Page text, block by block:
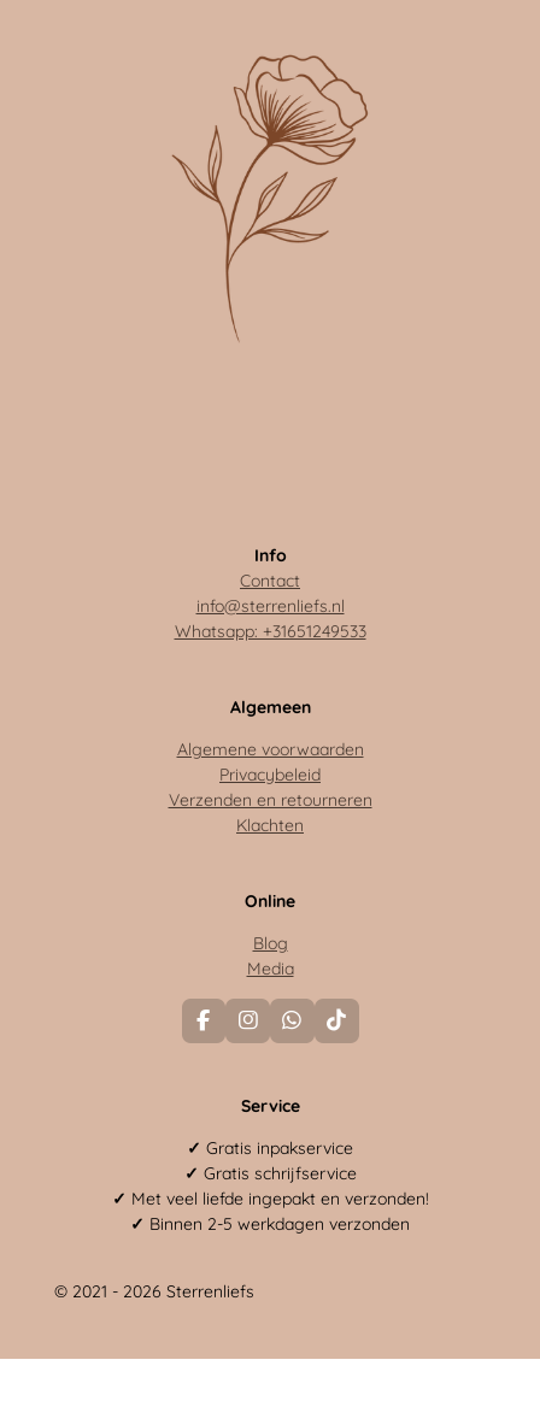
Info
Contact
info@sterrenliefs.nl
Whatsapp: +31651249533
Algemeen
Algemene voorwaarden
Privacybeleid
Verzenden en retourneren
Klachten
Online
Blog
Media
F
a
o
k
I
n
a
r
m
W
h
s
p
p
T
i
Service
✓ Gratis inpakservice
✓ Gratis schrijfservice
✓ Met veel liefde ingepakt en verzonden!
✓ Binnen 2-5 werkdagen verzonden
© 2021 - 2026 Sterrenliefs